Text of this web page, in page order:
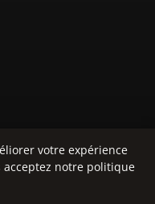
droits réservés.
votre expérience
acceptez notre politique